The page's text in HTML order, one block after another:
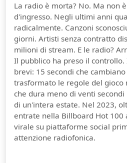
La radio è morta? No. Ma non
d'ingresso. Negli ultimi anni
radicalmente. Canzoni
giorni. Artisti senza contratto
milioni di stream. E le radio?
Il pubblico ha preso il
brevi: 15 secondi che
trasformato le regole del gioco
che dura meno di venti
di un'intera estate. Nel 2023,
entrate nella Billboard Hot 100
virale su piattaforme social
attenzione radiofonica.